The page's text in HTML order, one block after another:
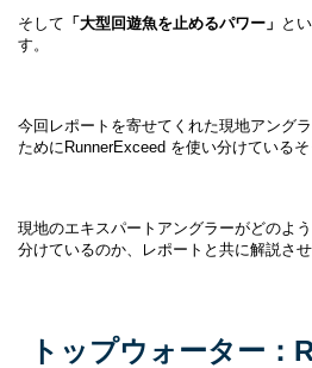
そして 「大型回遊魚を止めるパワー」 と
す。
今回レポートを寄せてくれた現地アング
ためにRunnerExceed を使い分けているそ
現地のエキスパートアングラーがどのよ
分けているのか、レポートと共に解説させ
トップウォーター：